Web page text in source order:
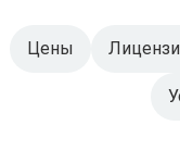
Цены